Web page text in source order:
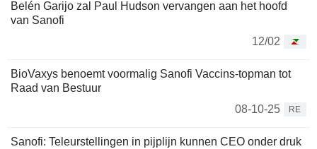
Belén Garijo zal Paul Hudson vervangen aan het hoofd
van Sanofi
12/02
BioVaxys benoemt voormalig Sanofi Vaccins-topman tot
Raad van Bestuur
08-10-25
RE
Sanofi: Teleurstellingen in pijplijn kunnen CEO onder druk